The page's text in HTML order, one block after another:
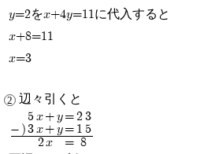
y=2をx+4y=11に代入すると
x+8=11
x=3
辺々引くと
5x+y = 23
-)3x+y = 15
2x
=
8